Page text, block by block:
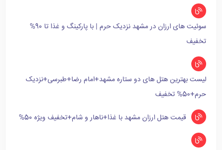
سوئیت های ارزان در مشهد نزدیک حرم | با پارکینگ و غذا تا 90%
تخفیف
لیست بهترین هتل های دو ستاره مشهد+امام رضا+طبرسی+نزدیک
حرم+50% تخفیف
قیمت هتل ارزان مشهد با غذا+ناهار و شام+تخفیف ویژه 50%